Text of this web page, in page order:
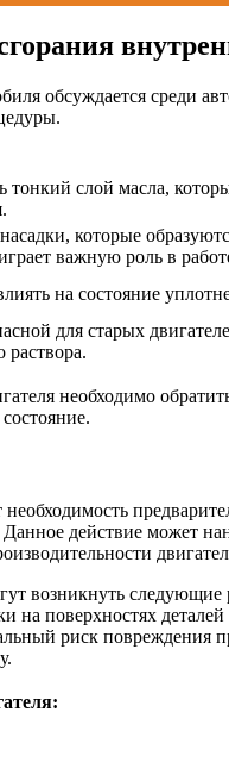
обсуждается среди
слой масла,
которые
важную роль в
на состояние
для старых
необходимо
действие может
возникнуть
поверхностях
риск повреждения